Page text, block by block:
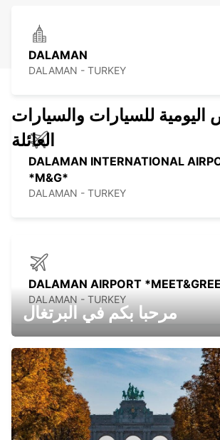
DALAMAN
DALAMAN - TURKEY
DALAMAN INTERNATIONAL
*M&G*
DALAMAN - TURKEY
DALAMAN AIRPORT
DALAMAN - TURKEY
DENIZLI DOWNTOWN
DENIZLI - TURKEY
اليومية للسيارات والسيارات
العائلة
مرحبا بكم في البرتغال